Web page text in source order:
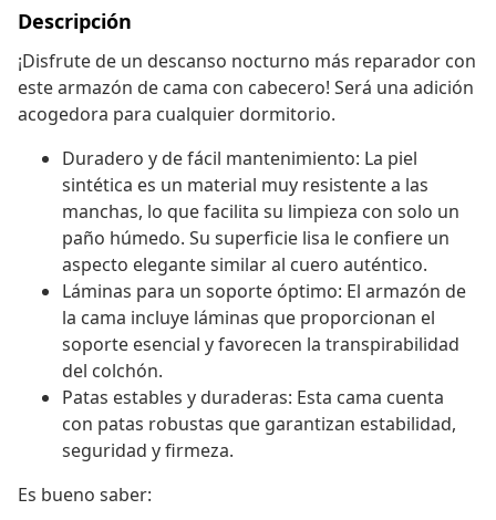
Descripción
¡Disfrute de un descanso nocturno más reparador con
este armazón de cama con cabecero! Será una adición
acogedora para cualquier dormitorio.
Duradero y de fácil mantenimiento: La piel
sintética es un material muy resistente a las
manchas, lo que facilita su limpieza con solo un
paño húmedo. Su superficie lisa le confiere un
aspecto elegante similar al cuero auténtico.
Láminas para un soporte óptimo: El armazón de
la cama incluye láminas que proporcionan el
soporte esencial y favorecen la transpirabilidad
del colchón.
Patas estables y duraderas: Esta cama cuenta
con patas robustas que garantizan estabilidad,
seguridad y firmeza.
Es bueno saber: